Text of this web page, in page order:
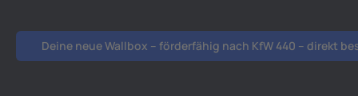
Deine neue Wallbox – förderfähig nach KfW 440 – direkt